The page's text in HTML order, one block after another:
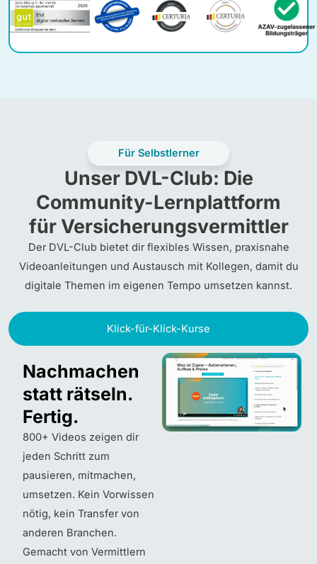
Für Selbstlerner
Unser DVL-Club: Die
Community-Lernplattform
für Versicherungsvermittler
Der DVL-Club bietet dir flexibles Wissen, praxisnahe
Videoanleitungen und Austausch mit Kollegen, damit du
digitale Themen im eigenen Tempo umsetzen kannst.
Klick-für-Klick-Kurse
Nachmachen
statt rätseln.
Fertig.
800+ Videos zeigen dir
jeden Schritt zum
pausieren, mitmachen,
umsetzen. Kein Vorwissen
nötig, kein Transfer von
anderen Branchen.
Gemacht von Vermittlern